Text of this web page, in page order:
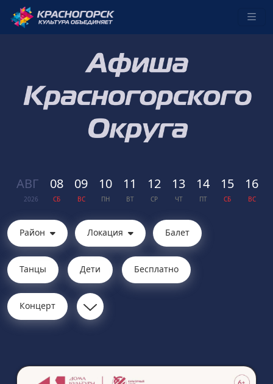
АВГ
2026
08
СБ
09
ВС
10
ПН
11
ВТ
12
СР
13
ЧТ
14
ПТ
15
СБ
16
ВС
Район Локация Балет
Танцы Дети Бесплатно
Концерт